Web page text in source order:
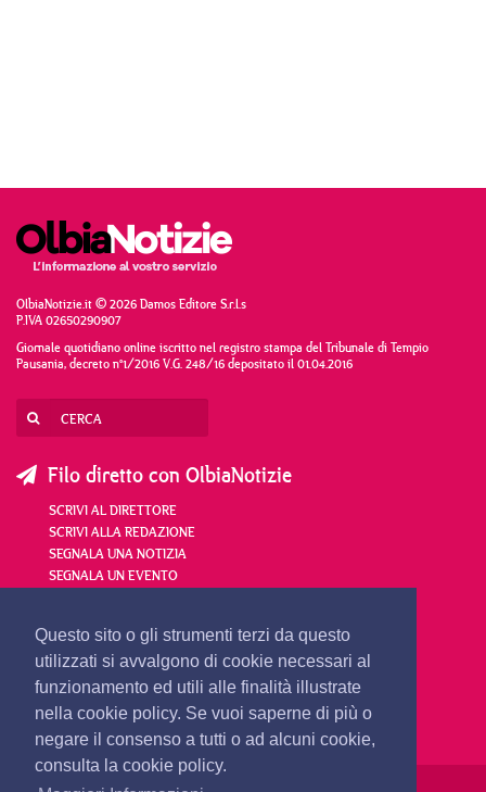
Questo sito o gli strumenti terzi da questo
utilizzati si avvalgono di cookie necessari al
funzionamento ed utili alle finalità illustrate
nella cookie policy. Se vuoi saperne di più o
negare il consenso a tutti o ad alcuni cookie,
consulta la cookie policy.
OlbiaNotizie.it © 2026 Damos Editore S.r.l.s
P.IVA 02650290907
Giornale quotidiano online iscritto nel registro stampa del Tribunale di Tempio
Pausania, decreto n°1/2016 V.G. 248/16 depositato il 01.04.2016
Filo diretto con OlbiaNotizie
SCRIVI AL DIRETTORE
SCRIVI ALLA REDAZIONE
SEGNALA UNA NOTIZIA
SEGNALA UN EVENTO
redazione@olbianotizie.it